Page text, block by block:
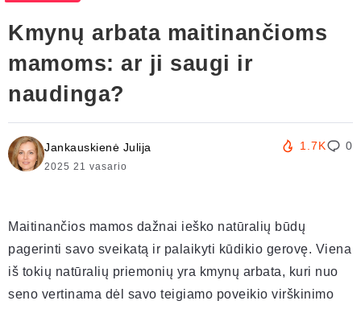
Kmynų arbata maitinančioms
mamoms: ar ji saugi ir
naudinga?
Jankauskienė Julija
2025 21 vasario
1.7K 0
Maitinančios mamos dažnai ieško natūralių būdų
pagerinti savo sveikatą ir palaikyti kūdikio gerovę. Viena
iš tokių natūralių priemonių yra kmynų arbata, kuri nuo
seno vertinama dėl savo teigiamo poveikio virškinimo